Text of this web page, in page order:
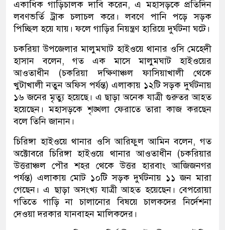
একাধিক গাড়িচালক দাবি করেন, এ মহাসড়কে প্রতিদিন
লবণভর্তি ট্রাক চলাচল করে। লবণে পানি পড়ে সড়ক
পিচ্ছিল হয়ে যায়। ফলে গাড়ির নিয়ন্ত্রণ হারিয়ে দুর্ঘটনা ঘটে।
চকরিয়া উপজেলার মালুমঘাট হাইওয়ে থানার ওসি মেহেদী
হাসান বলেন, গত এক মাসে মালুমঘাট হাইওয়ের
আওতাধীন (চকরিয়া দক্ষিণাঞ্চল ফাসিয়াখালী থেকে
খুটাখালী নতুন অফিস পর্যন্ত) এলাকায় ১২টি সড়ক দুর্ঘটনায়
১৬ জনের মৃত্যু হয়েছে। এ ছাড়া অনেক যাত্রী গুরুতর আহত
হয়েছেন। মহাসড়কে শৃঙ্খলা ফেরাতে তারা কাজ করছেন
বলে তিনি জানান।
চিরিঙ্গা হাইওয়ে থানার ওসি আরিফুল আমিন বলেন, গত
অক্টোবরে চিরিঙ্গা হাইওয়ে থানার আওতাধীন (চকরিয়ার
উত্তরাঞ্চল পৌর শহর থেকে উত্তর হারবাং আজিজনগর
পর্যন্ত) এলাকায় মোট ১০টি সড়ক দুর্ঘটনায় ১১ জন মারা
গেছেন। এ ছাড়া অসংখ্য যাত্রী আহত হয়েছেন। বেপরোয়া
গতিতে গাড়ি না চালানোর বিষয়ে চালকদের নির্দেশনা
দেওয়া দরকার যানবাহন মালিকদের।